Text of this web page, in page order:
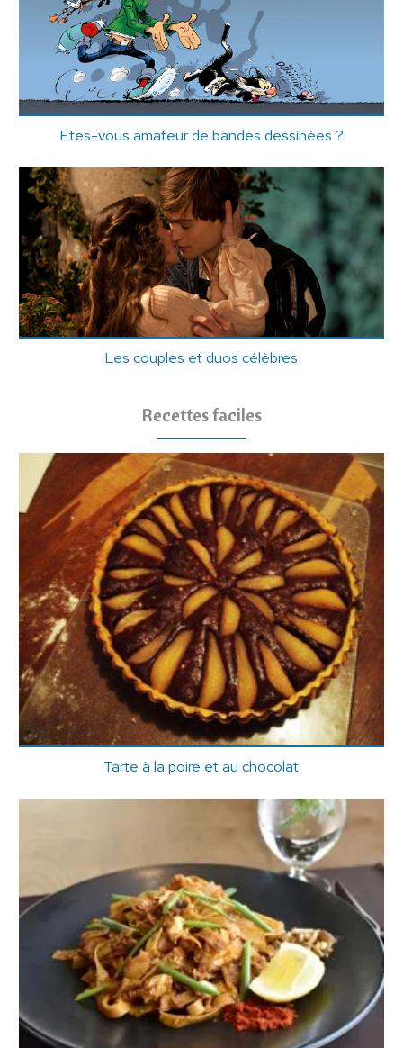
Etes-vous amateur de bandes dessinées ?
Les couples et duos célèbres
Recettes faciles
Tarte à la poire et au chocolat